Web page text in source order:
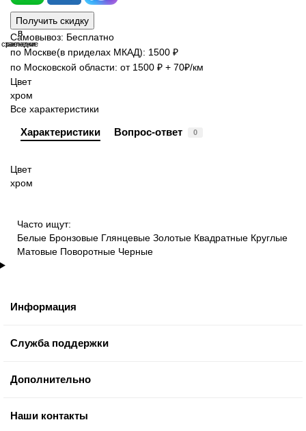
Получить скидку
В
закладки
В
сравнение
Самовывоз: Бесплатно
по Москве(в приделах МКАД): 1500 ₽
по Московской области: от 1500 ₽ + 70₽/км
Цвет
хром
Все характеристики
Характеристики Вопрос-ответ 0
Цвет
хром
Часто ищут:
Белые Бронзовые Глянцевые Золотые Квадратные Круглые
Матовые Поворотные Черные
Информация
Служба поддержки
Дополнительно
Наши контакты